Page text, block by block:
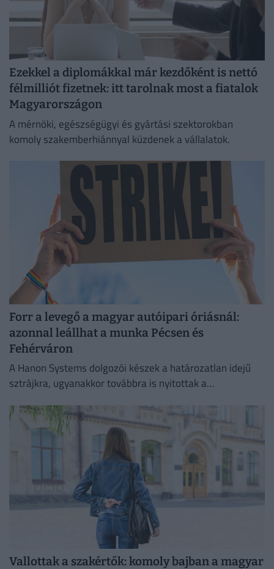
Ezekkel a diplomákkal már kezdőként is nettó
félmilliót fizetnek: itt tarolnak most a fiatalok
Magyarországon
A mérnöki, egészségügyi és gyártási szektorokban
komoly szakemberhiánnyal küzdenek a vállalatok.
Forr a levegő a magyar autóipari óriásnál:
azonnal leállhat a munka Pécsen és
Fehérváron
A Hanon Systems dolgozói készek a határozatlan idejű
sztrájkra, ugyanakkor továbbra is nyitottak a
Vallottak a szakértők: komoly bajban a magyar